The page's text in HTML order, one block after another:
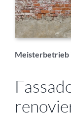
Meisterbetrieb